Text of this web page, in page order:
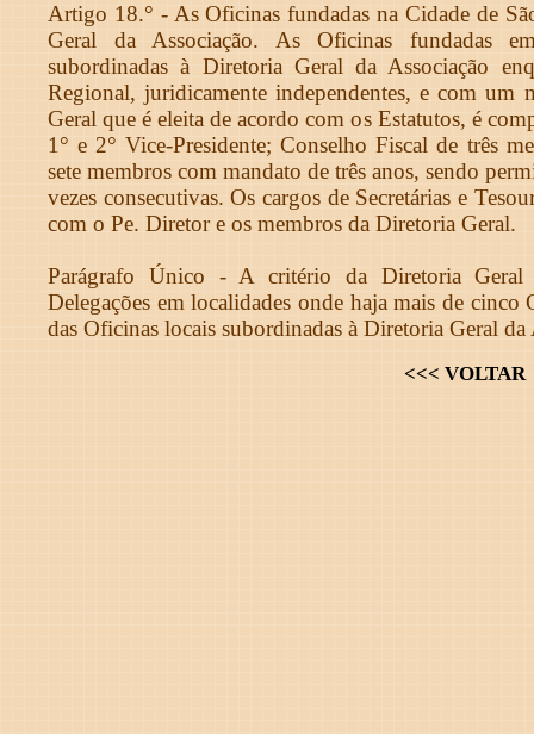
Artigo 18.° - As Oficinas fundadas na Cidade de
Geral da Associação. As Oficinas fundadas
subordinadas à Diretoria Geral da Associação
Regional, juridicamente independentes, e com
Geral que é eleita de acordo com os Estatutos, é
1° e 2° Vice-Presidente; Conselho Fiscal de três
sete membros com mandato de três anos, sendo
vezes consecutivas. Os cargos de Secretárias e
com o Pe. Diretor e os membros da Diretoria Geral.
Parágrafo Único - A critério da Diretoria Geral
Delegações em localidades onde haja mais de
das Oficinas locais subordinadas à Diretoria Geral da
<<< VOLTAR